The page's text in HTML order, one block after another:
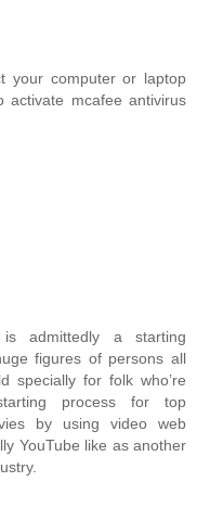
your computer or laptop
mcafee antivirus
admittedly a starting
figures of persons all
specially for folk who’re
process for top
by using video web
YouTube like as another